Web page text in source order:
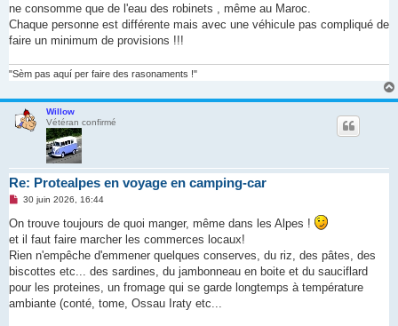
ne consomme que de l'eau des robinets , même au Maroc.
Chaque personne est différente mais avec une véhicule pas compliqué de
faire un minimum de provisions !!!
"Sèm pas aquí per faire des rasonaments !"
Willow
Vétéran confirmé
Re: Protealpes en voyage en camping-car
M
s
s
g
e
n
o
n
l
30 juin 2026, 16:44
On trouve toujours de quoi manger, même dans les Alpes !
et il faut faire marcher les commerces locaux!
Rien n'empêche d'emmener quelques conserves, du riz, des pâtes, des
biscottes etc... des sardines, du jambonneau en boite et du sauciflard
pour les proteines, un fromage qui se garde longtemps à température
ambiante (conté, tome, Ossau Iraty etc...